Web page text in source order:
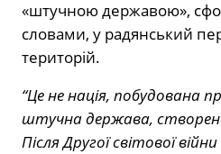
«штучною державою»,
словами, у радянський
територій.
“Це не нація, побудована
штучна держава,
Після Другої світової